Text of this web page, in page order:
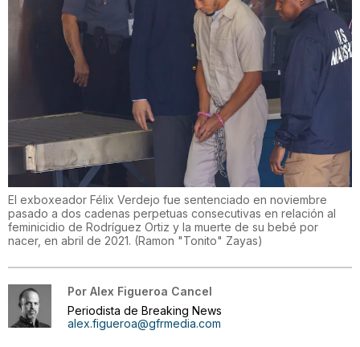
El exboxeador Félix Verdejo fue sentenciado en noviembre
pasado a dos cadenas perpetuas consecutivas en relación al
feminicidio de Rodríguez Ortiz y la muerte de su bebé por
nacer, en abril de 2021. (Ramon "Tonito" Zayas)
Por Alex Figueroa Cancel
Periodista de Breaking News
alex.figueroa@gfrmedia.com